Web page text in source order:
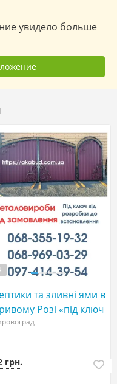
увидело больше
та зливні ями в
Розі «під ключ»
грн.